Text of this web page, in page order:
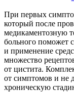
При первых
который после
медикаментозную
больного поможет
и применение
множество
от цистита.
от симптомов и не
хроническую